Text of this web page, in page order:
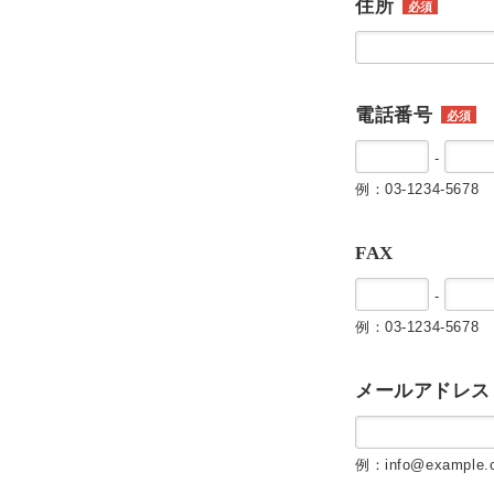
住所 必須
電話番号 必須
-
例：03-1234-5678
FAX
-
例：03-1234-5678
メールアドレス
例：